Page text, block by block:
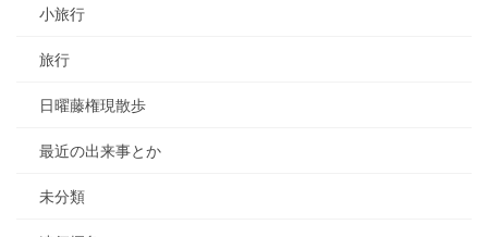
小旅行
旅行
日曜藤権現散歩
最近の出来事とか
未分類